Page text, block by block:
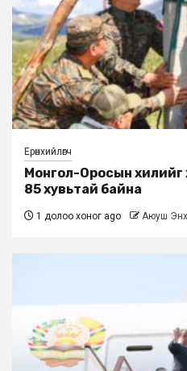
Ерөнхийлөгч
Монгол-Оросын
85 хувьтай байна
1 долоо хоног ago Аюуш